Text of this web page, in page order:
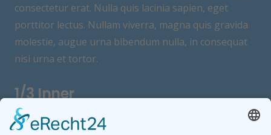
consectetur erat. Nulla quis lacinia sapien, eget
porttitor lectus. Nullam viverra, magna quis gravida
molestie, augue urna bibendum nulla, in consequat
nisi urna et tortor.
1/3 Inner
Lorem ipsum dolor sit amet, consectetur adipisicing